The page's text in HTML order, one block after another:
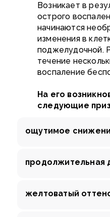
Возникает в
острого
начинаются
изменения в
поджелудочной.
течение
воспаление
На его
следующие
ощутимое
продолжительная
желтоватый